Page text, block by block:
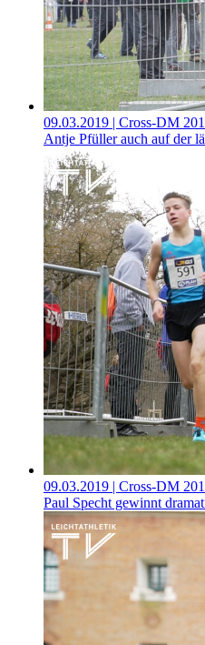
09.03.2019 | Cross-DM
Antje Pfüller auch auf der
09.03.2019 | Cross-DM
Paul Specht gewinnt